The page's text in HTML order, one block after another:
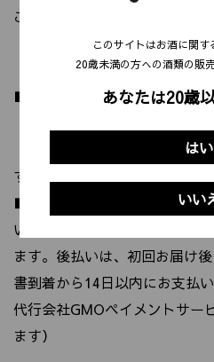
ご了承ください。
【お支払いについて】
■クレジットカード、Amazon
代金引換は660円、後払いは
す。(クレジットカード、
■クレジットカード、
い、代金引換は初回お届け時
ます。後払いは、初回お届け
書到着から14日以内にお支払
代行会社GMOペイメントサー
ます）
このサイトはお酒に関す
20歳未満の⽅への酒類の販
あなたは20歳
はい
いい